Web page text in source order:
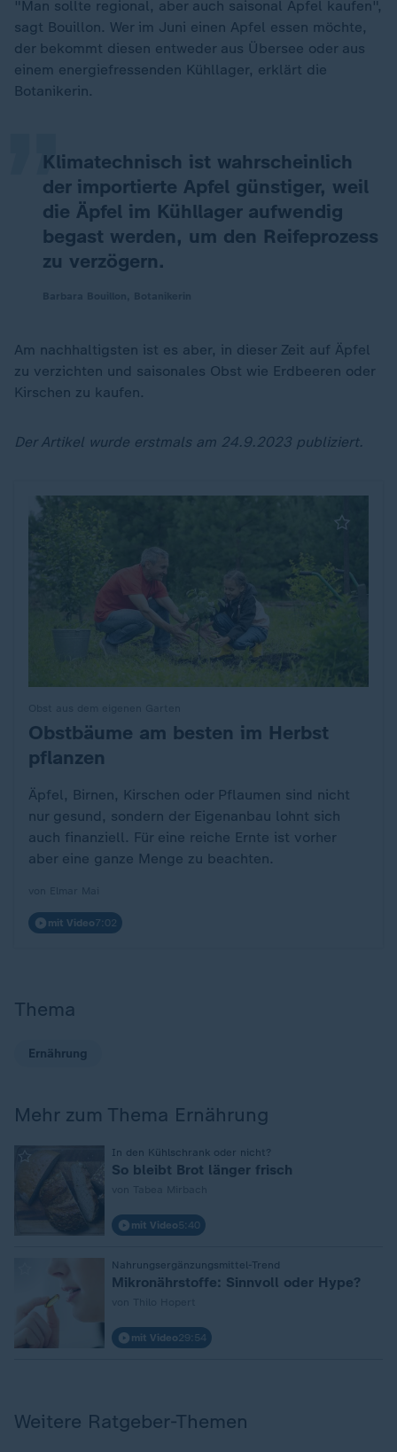
"Man sollte regional, aber auch saisonal Äpfel kaufen",
sagt Bouillon. Wer im Juni einen Apfel essen möchte,
der bekommt diesen entweder aus Übersee oder aus
einem energiefressenden Kühllager, erklärt die
Botanikerin.
Klimatechnisch ist wahrscheinlich
der importierte Apfel günstiger, weil
die Äpfel im Kühllager aufwendig
begast werden, um den Reifeprozess
zu verzögern.
„
Am nachhaltigsten ist es aber, in dieser Zeit auf Äpfel
zu verzichten und saisonales Obst wie Erdbeeren oder
Kirschen zu kaufen.
Der Artikel wurde erstmals am 24.9.2023 publiziert.
:Obstbäume am besten im Herbst
pflanzen
Äpfel, Birnen, Kirschen oder Pflaumen sind nicht
nur gesund, sondern der Eigenanbau lohnt sich
auch finanziell. Für eine reiche Ernte ist vorher
aber eine ganze Menge zu beachten.
mit Video7:02
Thema
Ernährung
Mehr zum Thema Ernährung
In den Kühlschrank oder nicht?
: So bleibt Brot länger frisch
mit Video5:40
Nahrungsergänzungsmittel-Trend
Mikronährstoffe: Sinnvoll oder Hype?
mit Video29:54
Weitere Ratgeber-Themen